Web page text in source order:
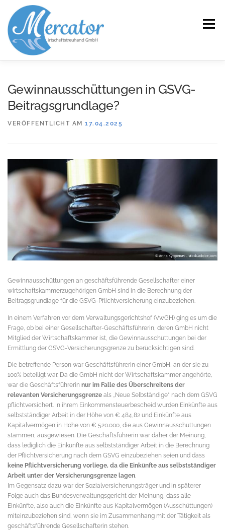
Inhalt
springen
Menü
SERVICE KANZLEI KARRIERE
Gewinnausschüttungen in GSVG-
Beitragsgrundlage?
VERÖFFENTLICHT AM 17.04.2025
Gewinnausschüttungen an geschäftsführende Gesellschafter einer
wirtschaftskammerzugehörigen GmbH sind in die Berechnung der
Beitragsgrundlage für die GSVG-Pflichtversicherung einzubeziehen.
In einem Verfahren vor dem Verwaltungsgerichtshof (VwGH) ging es um die
Frage, ob bei einer Gesellschafter-Geschäftsführerin, deren GmbH nicht
Mitglied der Wirtschaftskammer ist, die Gewinnausschüttungen bei der
Ermittlung der GSVG-Versicherungsgrenze zu berücksichtigen sind.
Die betreffende Person war Geschäftsführerin einer GmbH, an der sie zu
100% beteiligt war. Da die GmbH nicht der Wirtschaftskammer angehörte,
war die Geschäftsführerin nur im Falle des Überschreitens der
relevanten Versicherungsgrenze als „Neue Selbständige“ nach dem GSVG
pflichtversichert. In ihrem Einkommensteuerbescheid wurden Einkünfte aus
selbstständiger Arbeit in der Höhe von € 484,82 und Einkünfte aus
Kapitalvermögen in Höhe von € 520.000, die aus Gewinnausschüttungen
stammen, ausgewiesen. Die Geschäftsführerin war daher der Meinung,
dass lediglich die Einkünfte aus selbstständiger Arbeit in die Berechnung
der Pflichtversicherung nach dem GSVG einzubeziehen seien und dass
keine Pflichtversicherung vorliege, da die Einkünfte aus selbstständiger
Arbeit unter der Versicherungsgrenze lagen
Im Gegensatz dazu war der Sozialversicherungsträger und in späterer
Folge auch das Bundesverwaltungsgericht der Meinung, dass alle
Einkünfte, also auch die Einkünfte aus Kapitalvermögen (Ausschüttungen)
miteinzubeziehen sind, wenn sie im Zusammenhang mit der Tätigkeit als
geschäftsführende Gesellschafterin stehen.